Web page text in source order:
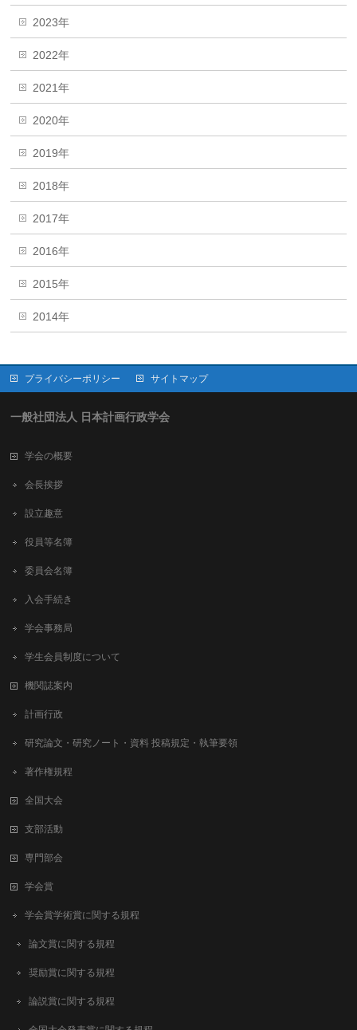
2023年
2022年
2021年
2020年
2019年
2018年
2017年
2016年
2015年
2014年
プライバシーポリシー サイトマップ
一般社団法人 日本計画行政学会
学会の概要
会長挨拶
設立趣意
役員等名簿
委員会名簿
入会手続き
学会事務局
学生会員制度について
機関誌案内
計画行政
研究論文・研究ノート・資料 投稿規定・執筆要領
著作権規程
全国大会
支部活動
専門部会
学会賞
学会賞学術賞に関する規程
論文賞に関する規程
奨励賞に関する規程
論説賞に関する規程